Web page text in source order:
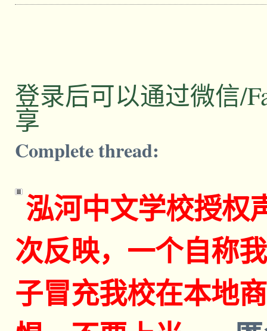
登录后可以通过微信/
享
Complete thread:
泓河中文学校授权
次反映，一个自称
子冒充我校在本地